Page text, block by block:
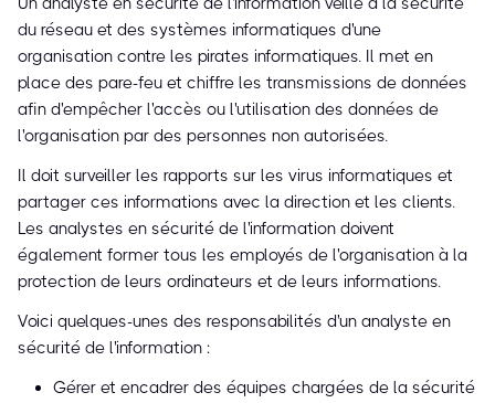
du réseau et des systèmes informatiques d'une
organisation contre les pirates informatiques. Il met en
place des pare-feu et chiffre les transmissions de données
afin d'empêcher l'accès ou l'utilisation des données de
l'organisation par des personnes non autorisées.
Il doit surveiller les rapports sur les virus informatiques et
partager ces informations avec la direction et les clients.
Les analystes en sécurité de l'information doivent
également former tous les employés de l'organisation à la
protection de leurs ordinateurs et de leurs informations.
Voici quelques-unes des responsabilités d'un analyste en
sécurité de l'information :
Gérer et encadrer des équipes chargées de la sécurité